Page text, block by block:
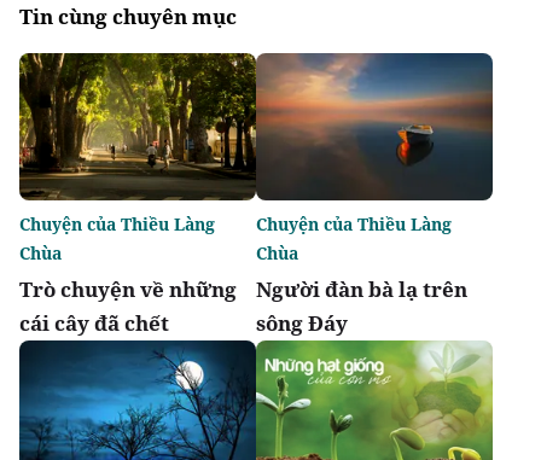
Tin cùng chuyên mục
Trò chuyện về những
cái cây đã chết
Chuyện của Thiều Làng
Chùa
Người đàn bà lạ trên
sông Đáy
Chuyện của Thiều Làng
Chùa